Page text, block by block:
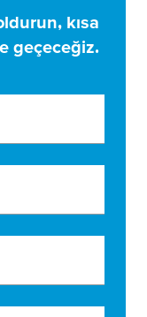
kısa
geçeceğiz.